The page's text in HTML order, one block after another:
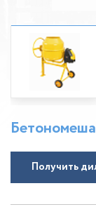
Получить